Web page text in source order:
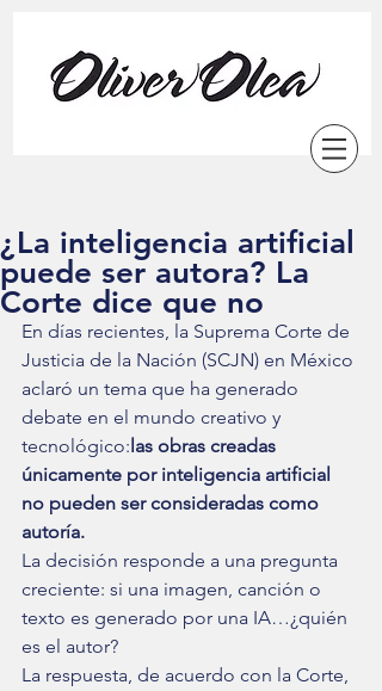
¿La inteligencia artificial
puede ser autora? La
Corte dice que no
En días recientes, la Suprema Corte de
Justicia de la Nación (SCJN) en México
aclaró un tema que ha generado
debate en el mundo creativo y
tecnológico:las obras creadas
únicamente por inteligencia artificial
no pueden ser consideradas como
autoría.
La decisión responde a una pregunta
creciente: si una imagen, canción o
texto es generado por una IA…¿quién
es el autor?
La respuesta, de acuerdo con la Corte,